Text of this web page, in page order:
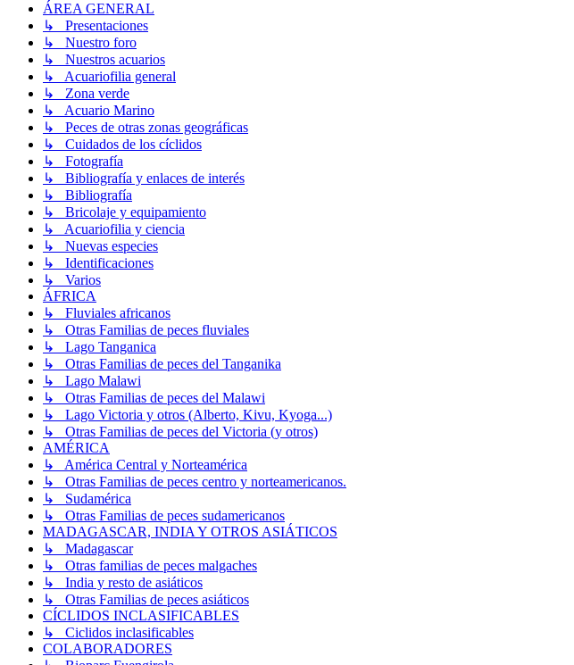
ÁREA GENERAL
↳ Presentaciones
↳ Nuestro foro
↳ Nuestros acuarios
↳ Acuariofilia general
↳ Zona verde
↳ Acuario Marino
↳ Peces de otras zonas geográficas
↳ Cuidados de los cíclidos
↳ Fotografía
↳ Bibliografía y enlaces de interés
↳ Bibliografía
↳ Bricolaje y equipamiento
↳ Acuariofilia y ciencia
↳ Nuevas especies
↳ Identificaciones
↳ Varios
ÁFRICA
↳ Fluviales africanos
↳ Otras Familias de peces fluviales
↳ Lago Tanganica
↳ Otras Familias de peces del Tanganika
↳ Lago Malawi
↳ Otras Familias de peces del Malawi
↳ Lago Victoria y otros (Alberto, Kivu, Kyoga...)
↳ Otras Familias de peces del Victoria (y otros)
AMÉRICA
↳ América Central y Norteamérica
↳ Otras Familias de peces centro y norteamericanos.
↳ Sudamérica
↳ Otras Familias de peces sudamericanos
MADAGASCAR, INDIA Y OTROS ASIÁTICOS
↳ Madagascar
↳ Otras familias de peces malgaches
↳ India y resto de asiáticos
↳ Otras Familias de peces asiáticos
CÍCLIDOS INCLASIFICABLES
↳ Ciclidos inclasificables
COLABORADORES